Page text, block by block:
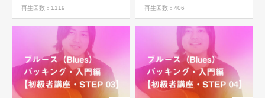
再生回数：1119 再生回数：406